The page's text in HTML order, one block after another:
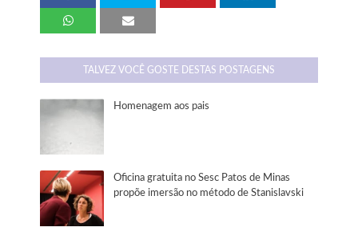
TALVEZ VOCÊ GOSTE DESTAS POSTAGENS
Homenagem aos pais
Oficina gratuita no Sesc Patos de Minas
propõe imersão no método de Stanislavski